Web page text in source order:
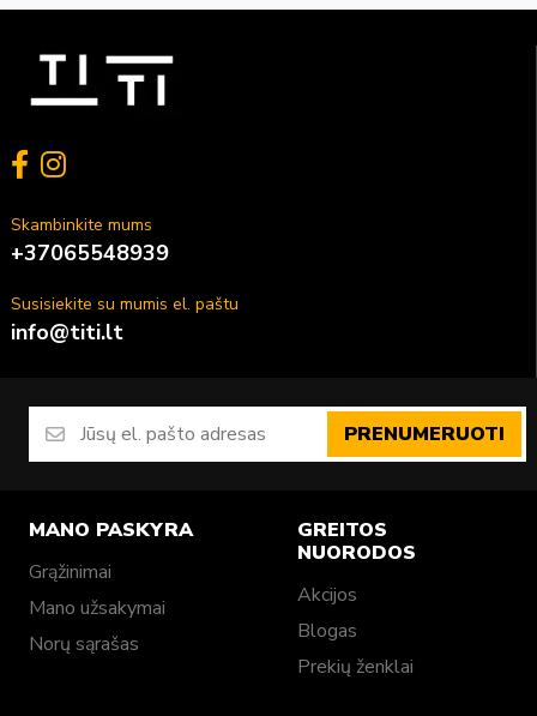
Skambinkite mums
+37065548939
Susisiekite su mumis el. paštu
info@titi.lt
PRENUMERUOTI
MANO PASKYRA
Grąžinimai
Mano užsakymai
Norų sąrašas
GREITOS
NUORODOS
Akcijos
Blogas
Prekių ženklai